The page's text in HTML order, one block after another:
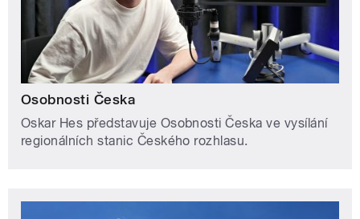
Osobnosti Česka
Oskar Hes představuje Osobnosti Česka ve vysílání
regionálních stanic Českého rozhlasu.